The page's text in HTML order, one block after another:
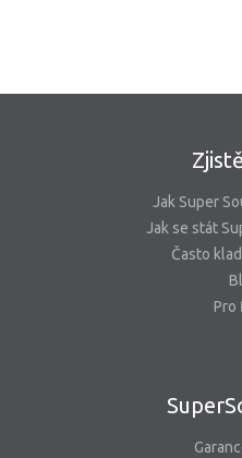
Jak Super
Jak se stát
Často
Pro